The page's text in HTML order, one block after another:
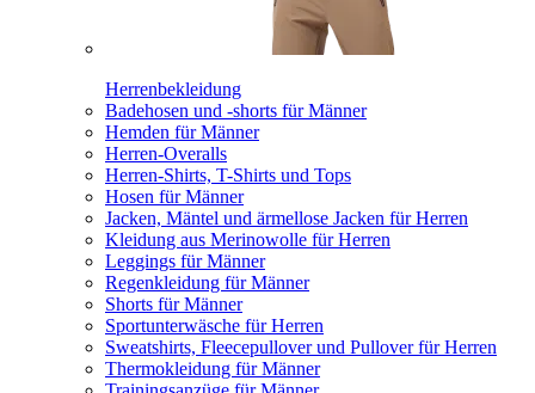
Herrenbekleidung
Badehosen und -shorts für Männer
Hemden für Männer
Herren-Overalls
Herren-Shirts, T-Shirts und Tops
Hosen für Männer
Jacken, Mäntel und ärmellose Jacken für Herren
Kleidung aus Merinowolle für Herren
Leggings für Männer
Regenkleidung für Männer
Shorts für Männer
Sportunterwäsche für Herren
Sweatshirts, Fleecepullover und Pullover für Herren
Thermokleidung für Männer